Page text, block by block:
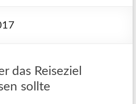
das Reiseziel
sollte